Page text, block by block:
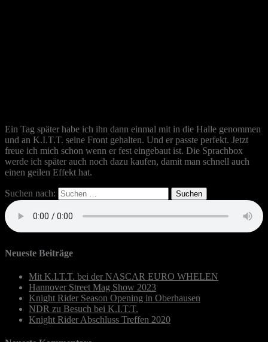
Ein Tag später habe ich ihn dann einmal mit in die Halle genommen
und an K.I.T.T. seine Front gehalten. Und er passte perfekt. Jetzt
freue ich mich schon wenn er fest eingebaut ist. Die Sprachbox
werde ich später auch noch dazu kaufen, damit man schnell auch
einen geilen Effekt hat.
Suchen nach:
Neueste Beiträge
Mit K.I.T.T. bei der NASCAR EURO WHELEN
Hannover Street Mag Show 2023
Knight Rider Season Opening in Oberhausen
NDR zu Besuch bei K.I.T.T.
Knight Rider Abschluss Treffen 2020